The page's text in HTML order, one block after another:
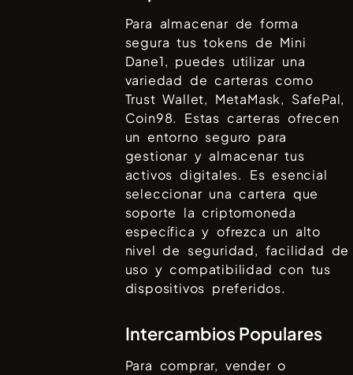
Para almacenar de forma
segura tus tokens de Mini
Dane1, puedes utilizar una
variedad de carteras como
Trust Wallet, MetaMask, SafePal,
Coin98. Estas carteras ofrecen
un entorno seguro para
gestionar y almacenar tus
activos digitales. Es esencial
seleccionar una cartera que
soporte la criptomoneda
específica y ofrezca un alto
nivel de seguridad, facilidad de
uso y compatibilidad con tus
dispositivos preferidos.
Intercambios Populares
Para comprar, vender o